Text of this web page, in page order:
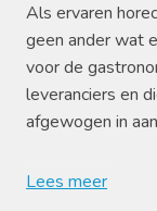
Als ervaren
geen ander wat
voor de
leveranciers en
afgewogen in
Lees meer